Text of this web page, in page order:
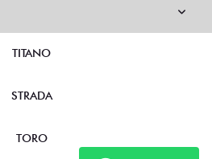
TITANO
STRADA
TORO